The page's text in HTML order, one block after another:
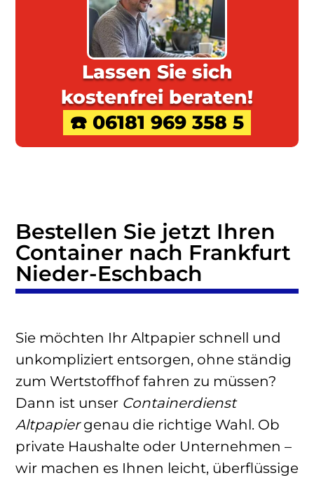
Lassen Sie sich
kostenfrei beraten!
☎️ 06181 969 358 5
Bestellen Sie jetzt Ihren
Container nach Frankfurt
Nieder-Eschbach
Sie möchten Ihr Altpapier schnell und
unkompliziert entsorgen, ohne ständig
zum Wertstoffhof fahren zu müssen?
Dann ist unser Containerdienst
Altpapiergenau die richtige Wahl. Ob
private Haushalte oder Unternehmen –
wir machen es Ihnen leicht, überflüssige